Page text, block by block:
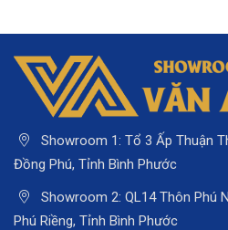
Showroom 1: Tổ 3 Ấp Thuận
Đồng Phú, Tỉnh Bình Phước
Showroom 2: QL14 Thôn Phú
Phú Riềng, Tỉnh Bình Phước